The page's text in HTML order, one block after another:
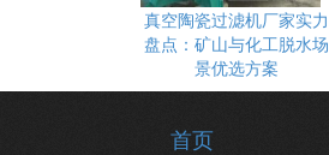
真空陶瓷过滤机厂家实力
盘点：矿山与化工脱水场
景优选方案
首页